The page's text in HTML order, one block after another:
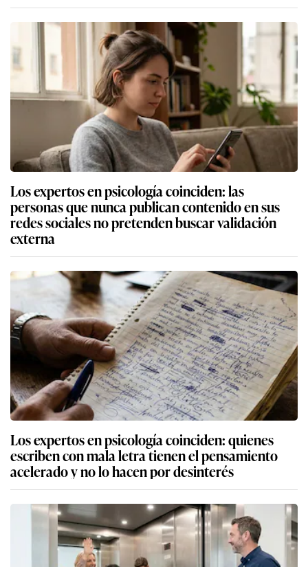
Los expertos en psicología coinciden: las
personas que nunca publican contenido en sus
redes sociales no pretenden buscar validación
externa
Los expertos en psicología coinciden: quienes
escriben con mala letra tienen el pensamiento
acelerado y no lo hacen por desinterés